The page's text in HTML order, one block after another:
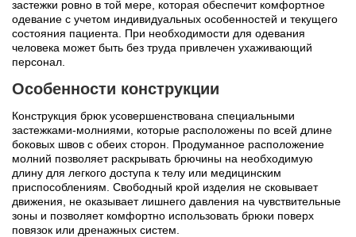
застежки ровно в той мере, которая обеспечит комфортное
одевание с учетом индивидуальных особенностей и текущего
состояния пациента. При необходимости для одевания
человека может быть без труда привлечен ухаживающий
персонал.
Особенности конструкции
Конструкция брюк усовершенствована специальными
застежками-молниями, которые расположены по всей длине
боковых швов с обеих сторон. Продуманное расположение
молний позволяет раскрывать брючины на необходимую
длину для легкого доступа к телу или медицинским
приспособлениям. Свободный крой изделия не сковывает
движения, не оказывает лишнего давления на чувствительные
зоны и позволяет комфортно использовать брюки поверх
повязок или дренажных систем.